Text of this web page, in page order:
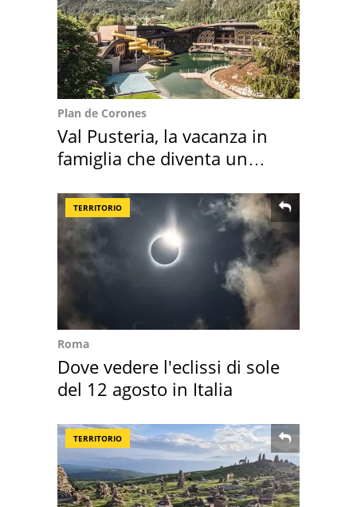
Plan de Corones
Val Pusteria, la vacanza in
famiglia che diventa un
TERRITORIO
Roma
Dove vedere l'eclissi di sole
del 12 agosto in Italia
TERRITORIO